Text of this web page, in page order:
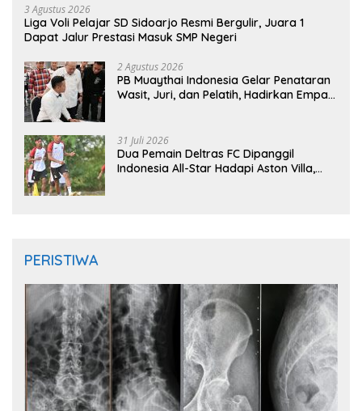
3 Agustus 2026
Liga Voli Pelajar SD Sidoarjo Resmi Bergulir, Juara 1
Dapat Jalur Prestasi Masuk SMP Negeri
2 Agustus 2026
PB Muaythai Indonesia Gelar Penataran
Wasit, Juri, dan Pelatih, Hadirkan Empat
31 Juli 2026
Dua Pemain Deltras FC Dipanggil
Indonesia All-Star Hadapi Aston Villa,
PERISTIWA